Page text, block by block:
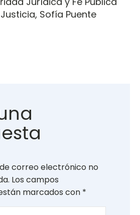
Sofía Puente
correo electrónico no
Los campos
marcados con *